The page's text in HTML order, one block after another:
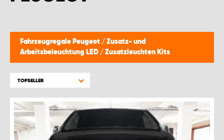
Fahrzeugregale Peugeot / Zusatz- und
Arbeitsbeleuchtung LED / Zusatzleuchten Kits
TOPSELLER
MONTAGEPARTNER WIEN 1230
SCHAURAUM ÖSTERREICH